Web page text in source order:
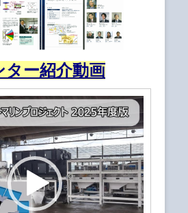
ター紹介動画